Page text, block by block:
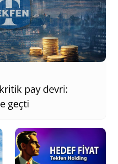
pay devri:
geçti